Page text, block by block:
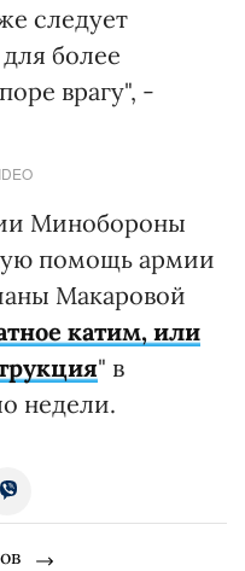
следует
более
врагу", -
Минобороны
помощь армии
Макаровой
катим, или
" в
недели.